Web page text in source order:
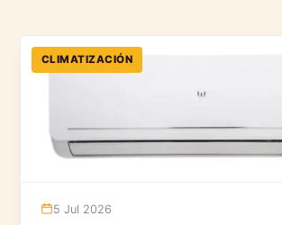
CLIMATIZACIÓN
5 Jul 2026